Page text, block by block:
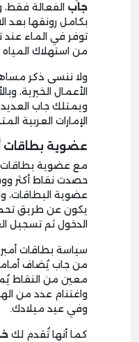
جاب الفعالة
بكامل رونقها بعد
توفر في الماء
من استهلاك المياه
ولا ننسى ذكر
الأعمال الخيرية،
ويمتلك جاب
الإمارات العربية
عضوية بطاقات
مع عضوية بطاقات
حصدت نقاط أكثر
عضوية البطاقات،
يكون عن طريق
الدخول ثم تسجيل
سياسة بطاقات
من جاب يُضاف
معين من النقاط
واغتنام عدد من
وفي عيد ميلادك.
كما أنها تُقدم لك